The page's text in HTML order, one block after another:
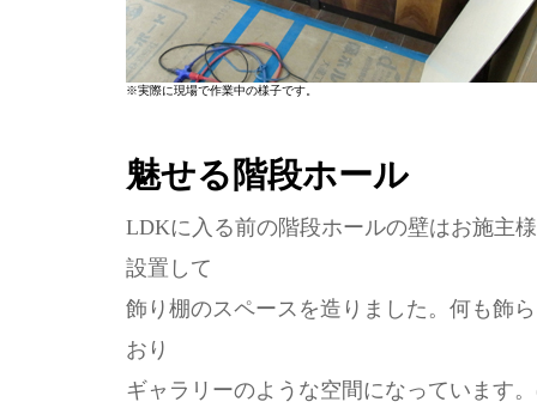
※実際に現場で作業中の様子です。
魅せる階段ホール
LDKに入る前の階段ホールの壁はお施主
設置して
飾り棚のスペースを造りました。何も飾
おり
ギャラリーのような空間になっています